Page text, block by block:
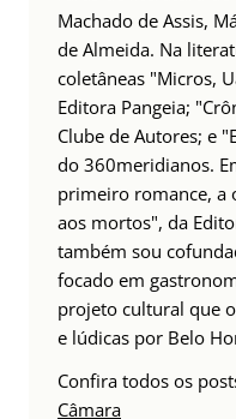
Machado de Assis,
de Almeida. Na
coletâneas "Micros,
Editora Pangeia;
Clube de Autores; e
do 360meridianos.
primeiro romance, a
aos mortos", da
também sou
focado em
projeto cultural que
e lúdicas por Belo
Confira todos os
Câmara